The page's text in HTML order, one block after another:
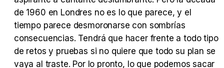
de 1960 en Londres no es lo que parece, y el
tiempo parece desmoronarse con sombrías
consecuencias. Tendrá que hacer frente a todo tipo
de retos y pruebas si no quiere que todo su plan se
vaya al traste. Por lo pronto, lo que podemos sacar